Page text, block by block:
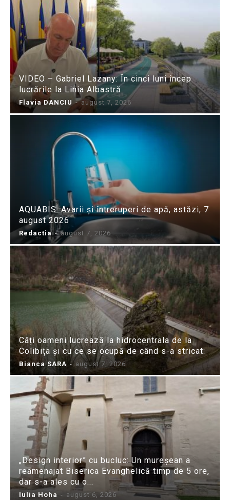
VIDEO – Gabriel Lazany: În cinci luni încep
lucrările la Linia Albastră
Flavia DANCIU - august 7, 2026
AQUABIS: Avarii și întreruperi de apă, astăzi, 7
august 2026
Redactia - august 7, 2026
Câți oameni lucrează la hidrocentrala de la
Colibița și cu ce se ocupă de când s-a stricat:
Bianca SARA - august 7, 2026
„Design interior” cu bucluc: Un mureșean a
reamenajat Biserica Evanghelică timp de 5 ore,
dar s-a ales cu o...
Iulia Hoha - august 6, 2026